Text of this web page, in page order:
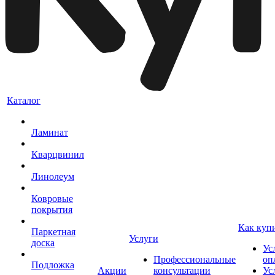
Каталог
Ламинат
Кварцвинил
Линолеум
Ковровые
покрытия
Паркетная
доска
Подложка
Акции
Услуги
Профессиональные
консультации
Как